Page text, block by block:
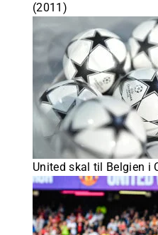
(2011)
United skal til Belgien i